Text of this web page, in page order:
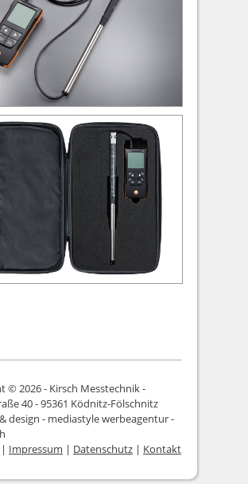
© 2026 - Kirsch Messtechnik -
40 - 95361 Ködnitz-Fölschnitz
design - mediastyle werbeagentur -
| Impressum | Datenschutz | Kontakt